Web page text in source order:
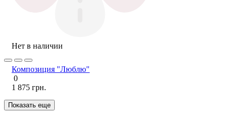
Нет в наличии
Композиция "Люблю"
0
1 875 грн.
Показать еще